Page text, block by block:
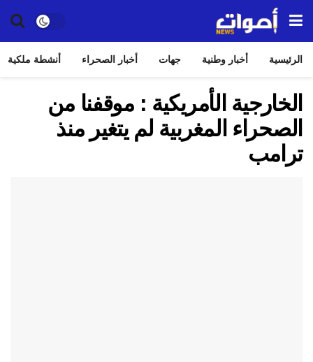
الرئيسية أخبار وطنية جهات أخبار الصحراء أنشطة ملكية
الخارجية الأمريكية : موقفنا من
الصحراء المغربية لم يتغير منذ
ترامب